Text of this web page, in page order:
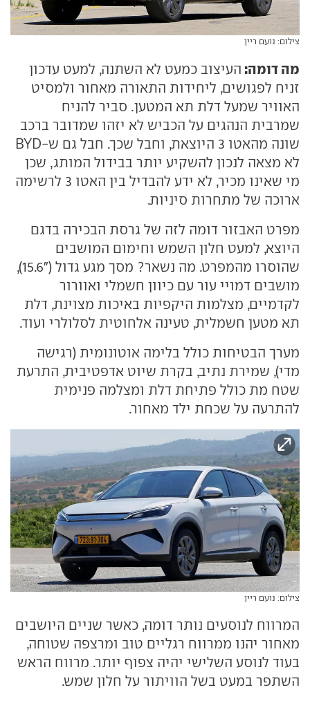
צילום: נועם ריין
מה דומה: העיצוב כמעט לא השתנה, למעט עדכון
זניח לפגושים, ליחידות התאורה מאחור ולמסיט
האוויר שמעל דלת תא המטען. סביר להניח
שמרבית הנהגים על הכביש לא יזהו שמדובר ברכב
שונה מהאטו 3 היוצאת, וחבל שכך. חבל גם ש-BYD
לא מצאה לנכון להשקיע יותר בבידול המותג, שכן
מי שאינו מכיר, לא ידע להבדיל בין האטו 3 לרשימה
ארוכה של מתחרות סיניות.
מפרט האבזור דומה לזה של גרסת הבכירה בדגם
היוצא, למעט חלון השמש וחימום המושבים
שהוסרו מהמפרט. מה נשאר? מסך מגע גדול ("15.6),
מושבים דמויי עור עם כיוון חשמלי ואוורור
לקדמיים, מצלמות היקפיות באיכות מצוינת, דלת
תא מטען חשמלית, טעינה אלחוטית לסלולרי ועוד.
מערך הבטיחות כולל בלימה אוטונומית (רגישה
מדי), שמירת נתיב, בקרת שיוט אדפטיבית, התרעת
שטח מת כולל פתיחת דלת ומצלמה פנימית
להתרעה על שכחת ילד מאחור.
צילום: נועם ריין
המרווח לנוסעים נותר דומה, כאשר שניים היושבים
מאחור יהנו ממרווח רגליים טוב ומרצפה שטוחה,
בעוד לנוסע השלישי יהיה צפוף יותר. מרווח הראש
השתפר במעט בשל הוויתור על חלון שמש.